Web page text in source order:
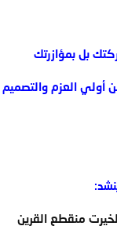
بل بمؤازرتك
أولي العزم والتصميم
منقطع القرين